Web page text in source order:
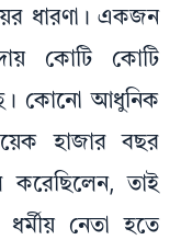
ধারণা। একজন
কোটি কোটি
কোনো আধুনিক
হাজার বছর
তাই
ধর্মীয় নেতা হতে